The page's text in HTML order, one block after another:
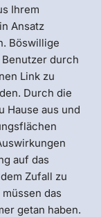
Ihrem
Ansatz
Böswillige
durch
Link zu
Durch die
Hause aus und
auf das
Zufall zu
das
getan haben.